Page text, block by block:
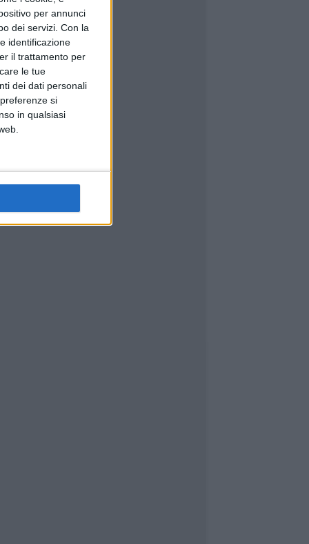
per annunci
dei servizi. Con la
identificazione
il trattamento per
le tue
dei dati personali
si
in qualsiasi